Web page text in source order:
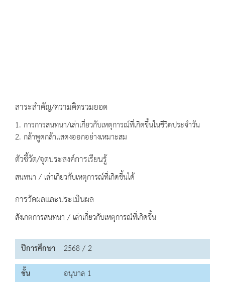
สาระสำคัญ/ความคิดรวมยอด
1. การการสนทนา/เล่าเกี่ยวกับเหตุการณ์ที่เกิดขึ้นในชีวิตประจำวัน
2. กล้าพูดกล้าแสดงออกอย่างเหมาะสม
ตัวชี้วัด/จุดประสงค์การเรียนรู้
สนทนา / เล่าเกี่ยวกับเหตุการณ์ที่เกิดขึ้นได้
การวัดผลและประเมินผล
สังเกตการสนทนา / เล่าเกี่ยวกับเหตุการณ์ที่เกิดขึ้น
ปีการศึกษา 2568 / 2
ชั้น
อนุบาล 1